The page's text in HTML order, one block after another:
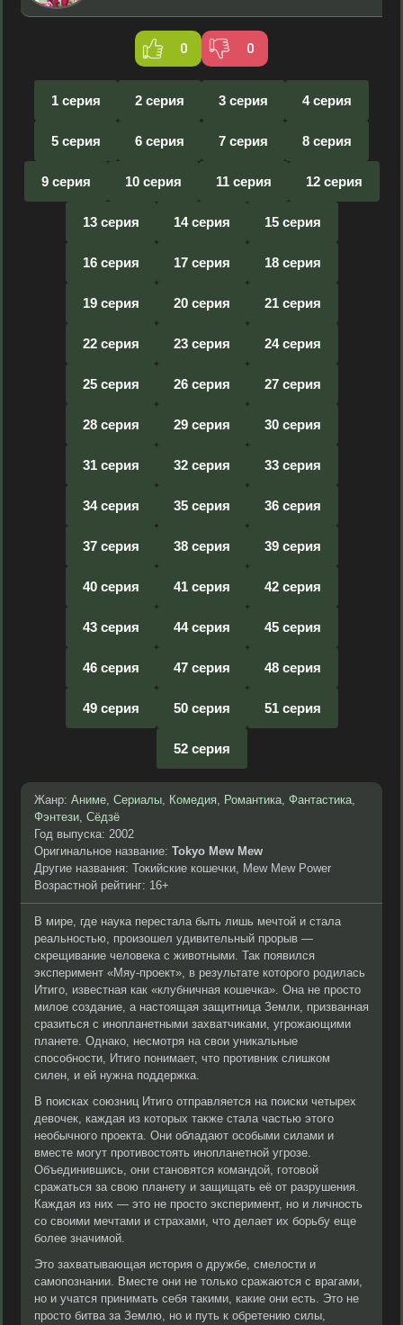
0 0
1 серия 2 серия 3 серия 4 серия
5 серия 6 серия 7 серия 8 серия
9 серия 10 серия 11 серия 12 серия
13 серия 14 серия 15 серия
16 серия 17 серия 18 серия
19 серия 20 серия 21 серия
22 серия 23 серия 24 серия
25 серия 26 серия 27 серия
28 серия 29 серия 30 серия
31 серия 32 серия 33 серия
34 серия 35 серия 36 серия
37 серия 38 серия 39 серия
40 серия 41 серия 42 серия
43 серия 44 серия 45 серия
46 серия 47 серия 48 серия
49 серия 50 серия 51 серия
52 серия
Жанр: Аниме, Сериалы, Комедия, Романтика, Фантастика,
Фэнтези, Сёдзё
Год выпуска: 2002
Оригинальное название: Tokyo Mew Mew
Другие названия: Токийские кошечки, Mew Mew Power
Возрастной рейтинг: 16+
В мире, где наука перестала быть лишь мечтой и стала
реальностью, произошел удивительный прорыв —
скрещивание человека с животными. Так появился
эксперимент «Мяу-проект», в результате которого родилась
Итиго, известная как «клубничная кошечка». Она не просто
милое создание, а настоящая защитница Земли, призванная
сразиться с инопланетными захватчиками, угрожающими
планете. Однако, несмотря на свои уникальные
способности, Итиго понимает, что противник слишком
силен, и ей нужна поддержка.
В поисках союзниц Итиго отправляется на поиски четырех
девочек, каждая из которых также стала частью этого
необычного проекта. Они обладают особыми силами и
вместе могут противостоять инопланетной угрозе.
Объединившись, они становятся командой, готовой
сражаться за свою планету и защищать её от разрушения.
Каждая из них — это не просто эксперимент, но и личность
со своими мечтами и страхами, что делает их борьбу еще
более значимой.
Это захватывающая история о дружбе, смелости и
самопознании. Вместе они не только сражаются с врагами,
но и учатся принимать себя такими, какие они есть. Это не
просто битва за Землю, но и путь к обретению силы,